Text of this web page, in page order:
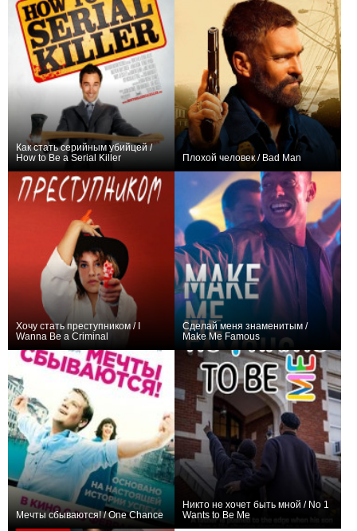
Как стать серийным убийцей /
How to Be a Serial Killer
Плохой человек / Bad Man
Хочу стать преступником / I
Wanna Be a Criminal
Сделай меня знаменитым /
Make Me Famous
Мечты сбываются! / One Chance
Никто не хочет быть мной / No 1
Wants to Be Me